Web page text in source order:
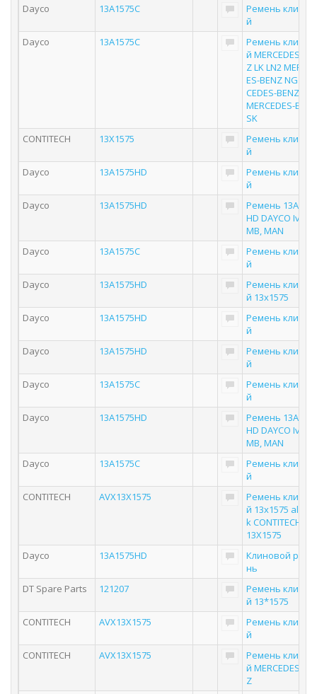
Dayco
13A1575C
Ремень
й
Dayco
13A1575C
Ремень
й MERCEDES-
Z LK LN2
ES-BENZ NG
CEDES-BENZ MK
MERCEDES-BENZ
SK
CONTITECH
13X1575
Ремень
й
Dayco
13A1575HD
Ремень
й
Dayco
13A1575HD
Ремень
HD DAYCO Iveco,
MB, MAN
Dayco
13A1575C
Ремень
й
Dayco
13A1575HD
Ремень
й 13x1575
Dayco
13A1575HD
Ремень
й
Dayco
13A1575HD
Ремень
й
Dayco
13A1575C
Ремень
й
Dayco
13A1575HD
Ремень
HD DAYCO Iveco,
MB, MAN
Dayco
13A1575C
Ремень
й
CONTITECH
AVX13X1575
Ремень
й 13x1575 all
k CONTITECH
13X1575
Dayco
13A1575HD
Клиновой реме
нь
DT Spare Parts
121207
Ремень
й 13*1575
CONTITECH
AVX13X1575
Ремень
й
CONTITECH
AVX13X1575
Ремень
й MERCEDES-
Z